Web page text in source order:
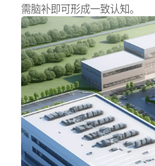
需脑补即可形成一致认知。